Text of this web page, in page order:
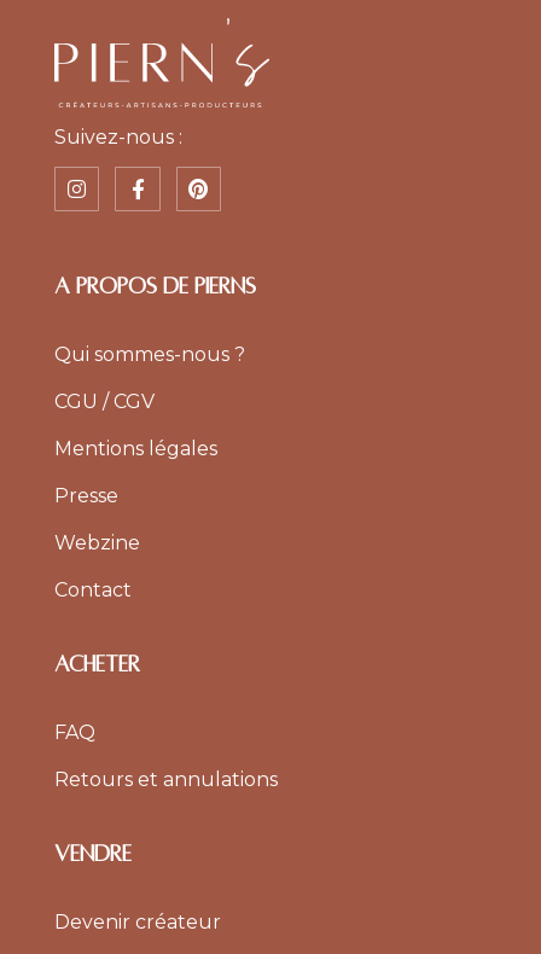
Suivez-nous :
A PROPOS DE PIERNS
Qui sommes-nous ?
CGU / CGV
Mentions légales
Presse
Webzine
Contact
ACHETER
FAQ
Retours et annulations
VENDRE
Devenir créateur